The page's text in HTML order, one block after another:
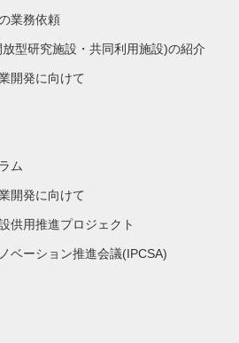
業務依頼
型研究施設・共同利用施設)の紹介
開発に向けて
ム
開発に向けて
供用推進プロジェクト
ベーション推進会議(IPCSA)